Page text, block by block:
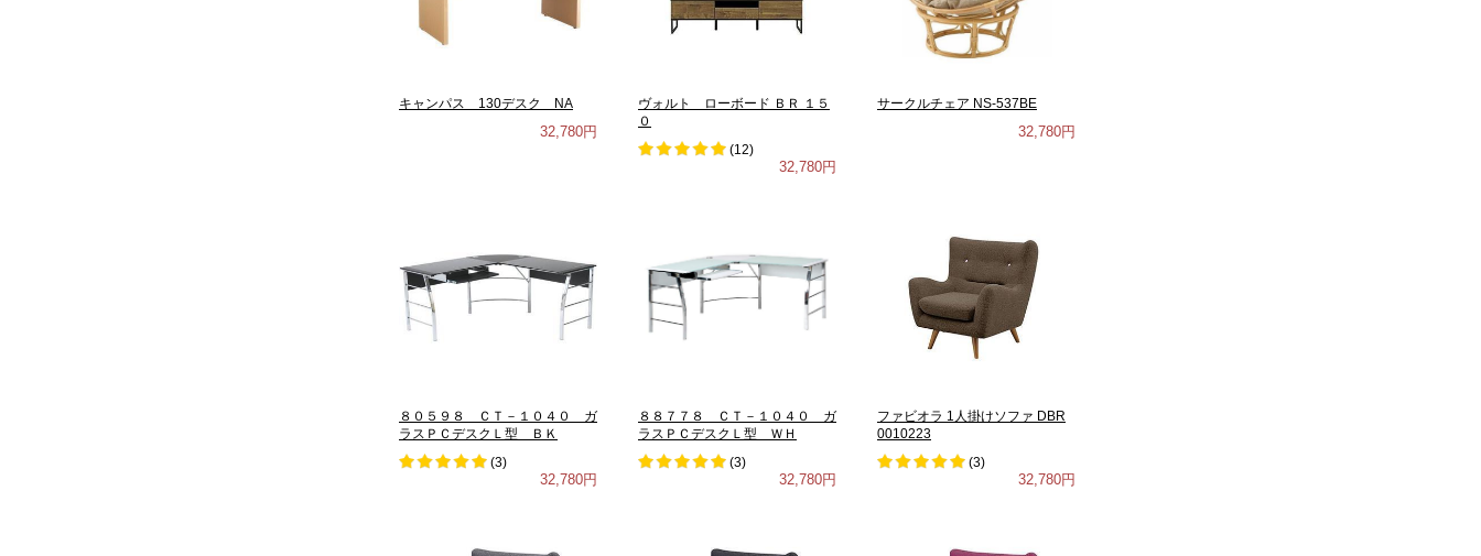
キャンパス 130デスク NA
32,780円
ヴォルト ローボード ＢＲ １５
０
(12)
32,780円
サークルチェア NS-537BE
32,780円
８０５９８ ＣＴ－１０４０ ガ
ラスＰＣデスクＬ型 ＢＫ
(3)
32,780円
８８７７８ ＣＴ－１０４０ ガ
ラスＰＣデスクＬ型 ＷＨ
(3)
32,780円
ファビオラ 1人掛けソファ DBR
0010223
(3)
32,780円